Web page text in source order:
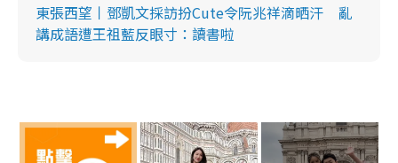
東張西望丨鄧凱文採訪扮Cute令阮兆祥滴晒汗 亂
講成語遭王祖藍反眼寸：讀書啦